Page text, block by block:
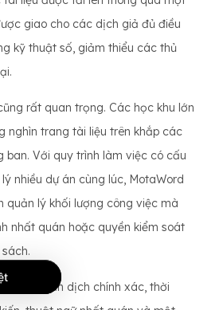
giao cho các dịch giả đủ điều
kỹ thuật số, giảm thiểu các thủ
rất quan trọng. Các học khu lớn
nghìn trang tài liệu trên khắp các
ban. Với quy trình làm việc có cấu
nhiều dự án cùng lúc, MotaWord
quản lý khối lượng công việc mà
nhất quán hoặc quyền kiểm soát
thực: bản dịch chính xác, thời